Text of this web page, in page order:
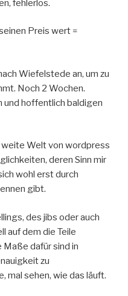
fehlerlos.
Preis wert =
Wiefelstede an, um zu
Noch 2 Wochen.
und hoffentlich baldigen
Welt von wordpress
deren Sinn mir
wohl erst durch
gibt.
des jibs oder auch
auf dem die Teile
dafür sind in
zu
mal sehen, wie das läuft.